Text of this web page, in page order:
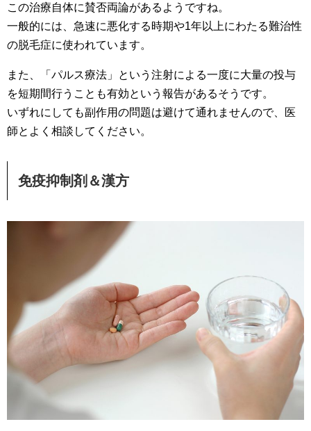
この治療自体に賛否両論があるようですね。
一般的には、急速に悪化する時期や1年以上にわたる難治性
の脱毛症に使われています。
また、「パルス療法」という注射による一度に大量の投与
を短期間行うことも有効という報告があるそうです。
いずれにしても副作用の問題は避けて通れませんので、医
師とよく相談してください。
免疫抑制剤＆漢方